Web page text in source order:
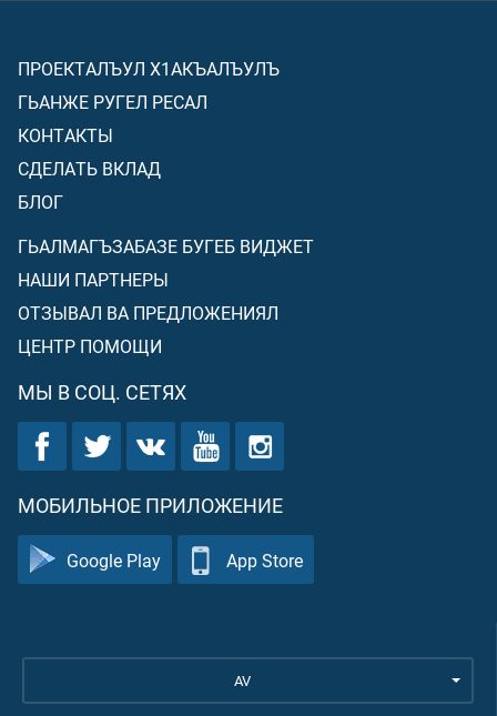
ПРОЕКТАЛЪУЛ Х1АКЪАЛЪУЛЪ
ГЬАНЖЕ РУГЕЛ РЕСАЛ
КОНТАКТЫ
СДЕЛАТЬ ВКЛАД
БЛОГ
ГЬАЛМАГЪЗАБАЗЕ БУГЕБ ВИДЖЕТ
НАШИ ПАРТНЕРЫ
ОТЗЫВАЛ ВА ПРЕДЛОЖЕНИЯЛ
ЦЕНТР ПОМОЩИ
МЫ В СОЦ. СЕТЯХ
МОБИЛЬНОЕ ПРИЛОЖЕНИЕ
Google Play App Store
AV